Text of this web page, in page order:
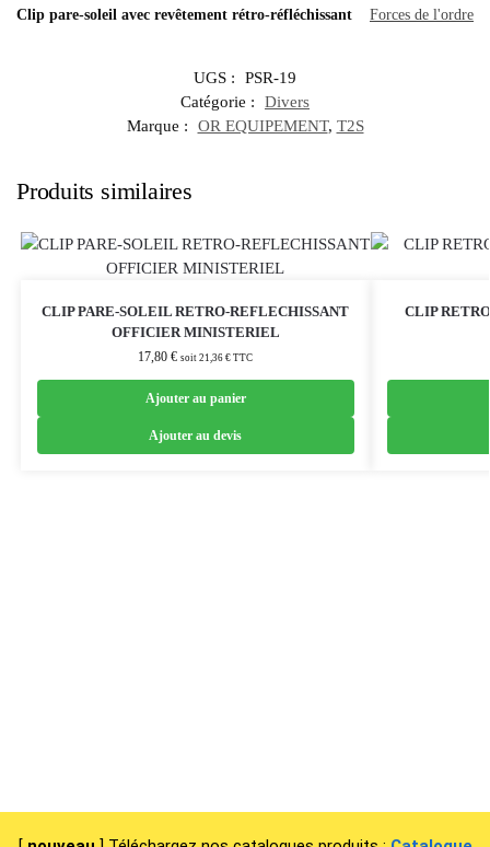
Clip pare-soleil avec revêtement rétro-réfléchissant Forces de l'ordre
UGS :
PSR-19
Catégorie :
Divers
Marque :
OR EQUIPEMENT, T2S
Produits similaires
CLIP PARE-SOLEIL RETRO-REFLECHISSANT
OFFICIER MINISTERIEL
17,80€ soit21,36€ TTC
Ajouter au panier
Ajouter au devis
CLIP